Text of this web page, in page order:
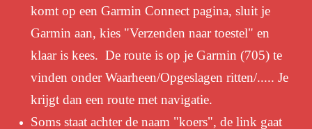
komt op een Garmin Connect pagina, sluit je
Garmin aan, kies "Verzenden naar toestel" en
klaar is kees. De route is op je Garmin (705) te
vinden onder Waarheen/Opgeslagen ritten/..... Je
krijgt dan een route met navigatie.
Soms staat achter de naam "koers", de link gaat